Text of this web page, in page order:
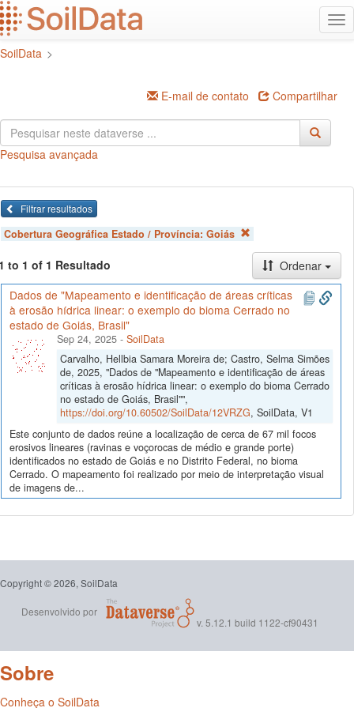
Ir
para
o
conteúdo
SoilData >
E-mail de contato Compartilhar
Pesquisa avançada
Filtrar resultados
Cobertura Geográfica Estado / Província: Goiás
to 1 of 1 Resultado
Ordenar
Dados de "Mapeamento e identificação de áreas críticas
à erosão hídrica linear: o exemplo do bioma Cerrado no
estado de Goiás, Brasil"
Sep 24, 2025 - SoilData
Carvalho, Hellbia Samara Moreira de; Castro, Selma Simões
de, 2025, "Dados de "Mapeamento e identificação de áreas
críticas à erosão hídrica linear: o exemplo do bioma Cerrado
no estado de Goiás, Brasil"",
https://doi.org/10.60502/SoilData/12VRZG, SoilData, V1
Este conjunto de dados reúne a localização de cerca de 67 mil focos
erosivos lineares (ravinas e voçorocas de médio e grande porte)
identificados no estado de Goiás e no Distrito Federal, no bioma
Cerrado. O mapeamento foi realizado por meio de interpretação visual
de imagens de...
Copyright © 2026, SoilData
Desenvolvido por
v. 5.12.1 build 1122-cf90431
Sobre
Conheça o SoilData